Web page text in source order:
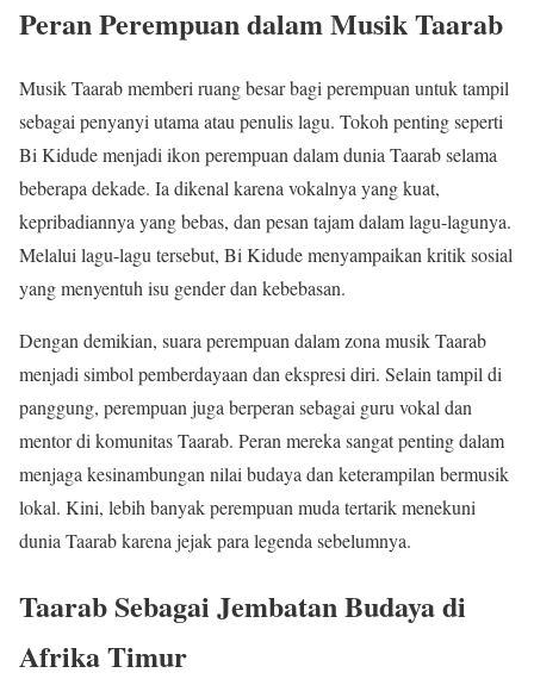
Peran Perempuan dalam Musik Taarab
Musik Taarab memberi ruang besar bagi perempuan untuk tampil
sebagai penyanyi utama atau penulis lagu. Tokoh penting seperti
Bi Kidude menjadi ikon perempuan dalam dunia Taarab selama
beberapa dekade. Ia dikenal karena vokalnya yang kuat,
kepribadiannya yang bebas, dan pesan tajam dalam lagu-lagunya.
Melalui lagu-lagu tersebut, Bi Kidude menyampaikan kritik sosial
yang menyentuh isu gender dan kebebasan.
Dengan demikian, suara perempuan dalam zona musik Taarab
menjadi simbol pemberdayaan dan ekspresi diri. Selain tampil di
panggung, perempuan juga berperan sebagai guru vokal dan
mentor di komunitas Taarab. Peran mereka sangat penting dalam
menjaga kesinambungan nilai budaya dan keterampilan bermusik
lokal. Kini, lebih banyak perempuan muda tertarik menekuni
dunia Taarab karena jejak para legenda sebelumnya.
Taarab Sebagai Jembatan Budaya di
Afrika Timur